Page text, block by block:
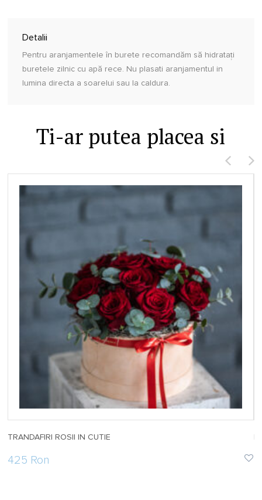
Detalii
Pentru aranjamentele în burete recomandăm să hidratați
buretele zilnic cu apă rece. Nu plasati aranjamentul in
lumina directa a soarelui sau la caldura.
Ti-ar putea placea si
TRANDAFIRI ROSII IN CUTIE
425 Ron